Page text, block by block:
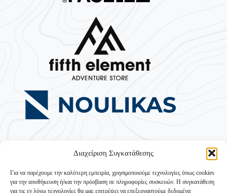
Διαχείριση Συγκατάθεσης
Για να παρέχουμε την καλύτερη εμπειρία, χρησιμοποιούμε τεχνολογίες όπως cookies
για την αποθήκευση ή/και την πρόσβαση σε πληροφορίες συσκευών. Η συγκατάθεση
για τις εν λόγω τεχνολογίες θα μας επιτρέψει να επεξεργαστούμε δεδομένα